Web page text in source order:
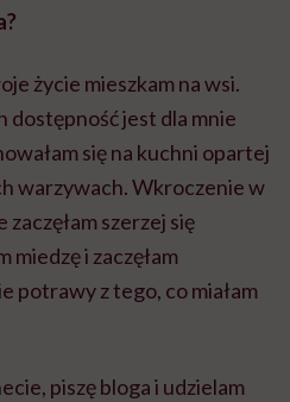
życie mieszkam na wsi.
dostępność jest dla mnie
się na kuchni opartej
warzywach. Wkroczenie w
zaczęłam szerzej się
miedzę i zaczęłam
potrawy z tego, co miałam
piszę bloga i udzielam